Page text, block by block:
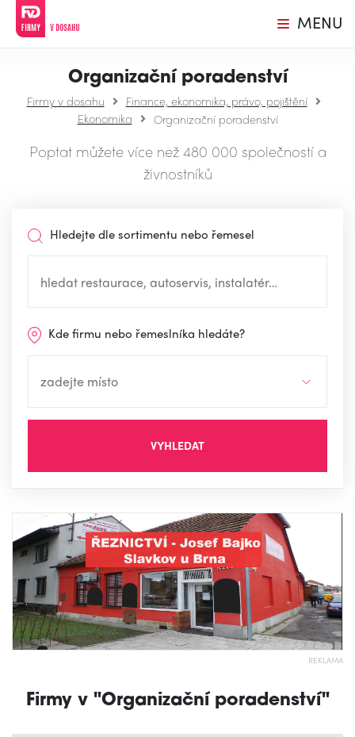
MENU
Organizační poradenství
Firmy v dosahu
Finance, ekonomika, právo, pojištění
Ekonomika
Organizační poradenství
Poptat můžete více než 480 000 společností a
živnostníků
Hledejte dle sortimentu nebo řemesel
Kde firmu nebo řemeslníka hledáte?
VYHLEDAT
REKLAMA
Firmy v "Organizační poradenství"